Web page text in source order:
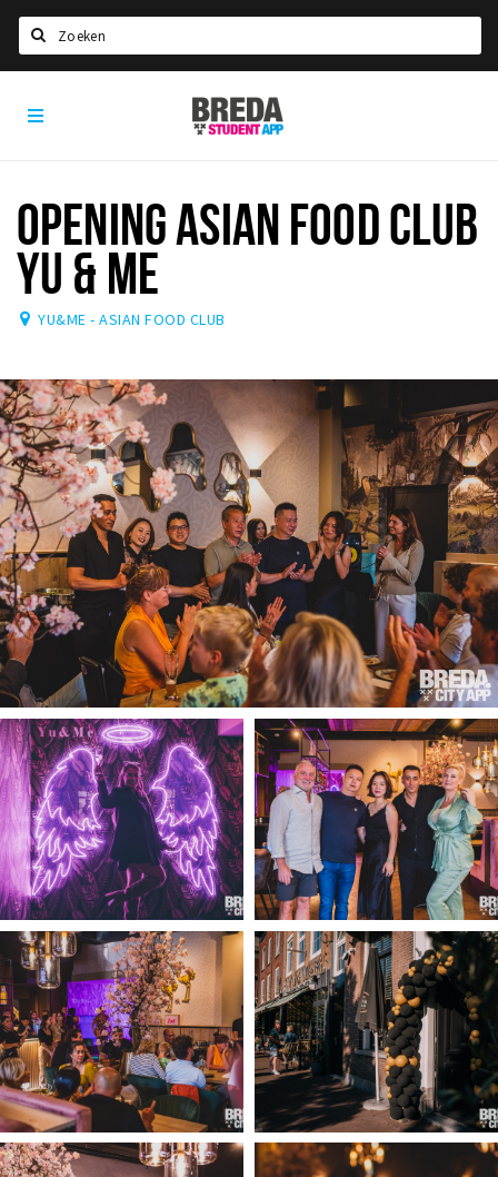
HOME
STUDEREN
Voel je thuis in Breda | GoodMood
Welkom in Breda
Studentenverenigingen
Studentenroutes
New in town? Check FAQ!
WONEN
Woonruimte
Inschrijven gemeente
Zorgverzekering
Huisarts en eerste hulp
Q&A
KORTING
Breda Student Shop
Draai aan het rad!
VRIJE TIJD
Sport
Nieuws
Agenda
Bezienswaardigheden
Musea, theaters & podia
Uitjes & activiteiten
Studentenroutes
Natuurgebieden
Party pics
Breda
Student
OPENING ASIAN FOOD CLUB
YU & ME
YU&ME - ASIAN FOOD CLUB